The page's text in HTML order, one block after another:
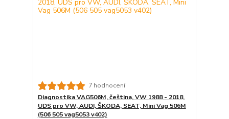
7 hodnocení
Diagnostika VAG506M, čeština, VW 1988 - 2018,
UDS pro VW, AUDI, ŠKODA, SEAT, Mini Vag 506M
(506 505 vag5053 v402)